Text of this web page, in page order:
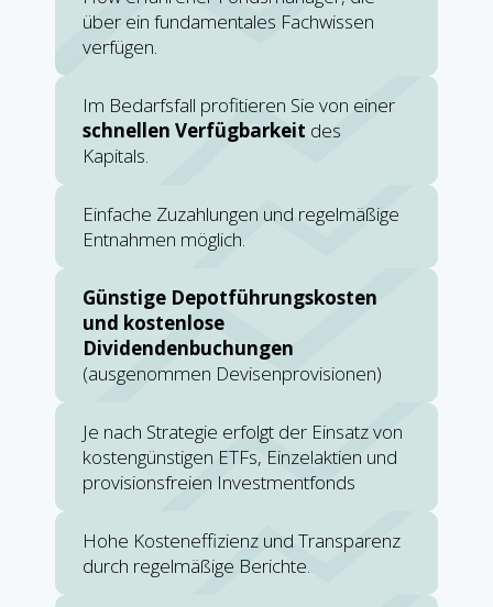
über ein fundamentales Fachwissen
verfügen.
Im Bedarfsfall profitieren Sie von einer
schnellen Verfügbarkeit des
Kapitals.
Einfache Zuzahlungen und regelmäßige
Entnahmen möglich.
Günstige Depotführungskosten
und kostenlose
Dividendenbuchungen
(ausgenommen Devisenprovisionen)
Je nach Strategie erfolgt der Einsatz von
kostengünstigen ETFs, Einzelaktien und
provisionsfreien Investmentfonds
Hohe Kosteneffizienz und Transparenz
durch regelmäßige Berichte.